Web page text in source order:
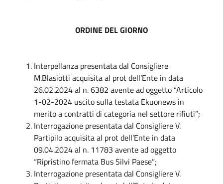
ORDINE DEL GIORNO
Interpellanza presentata dal Consigliere
M.Blasiotti acquisita al prot dell’Ente in data
26.02.2024 al n. 6382 avente ad oggetto “Articolo
1-02-2024 uscito sulla testata Ekuonews in
merito a contratti di categoria nel settore rifiuti”;
Interrogazione presentata dal Consigliere V.
Partipilo acquisita al prot dell’Ente in data
09.04.2024 al n. 11783 avente ad oggetto
“Ripristino fermata Bus Silvi Paese”;
Interrogazione presentata dal Consigliere V.